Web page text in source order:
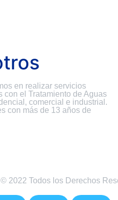
en realizar servicios
con el Tratamiento de Aguas
comercial e industrial.
con más de 13 años de
2022 Todos los Derechos